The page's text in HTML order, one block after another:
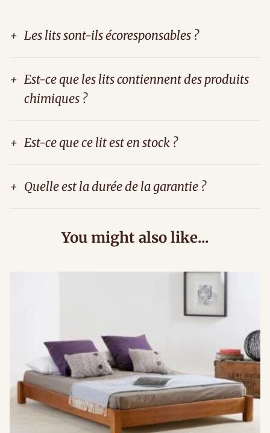
+ Les lits sont-ils écoresponsables ?
+ Est-ce que les lits contiennent des produits
chimiques ?
+ Est-ce que ce lit est en stock ?
+ Quelle est la durée de la garantie ?
You might also like...